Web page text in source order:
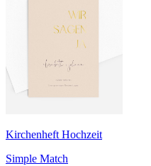
Kirchenheft Hochzeit
Simple Match